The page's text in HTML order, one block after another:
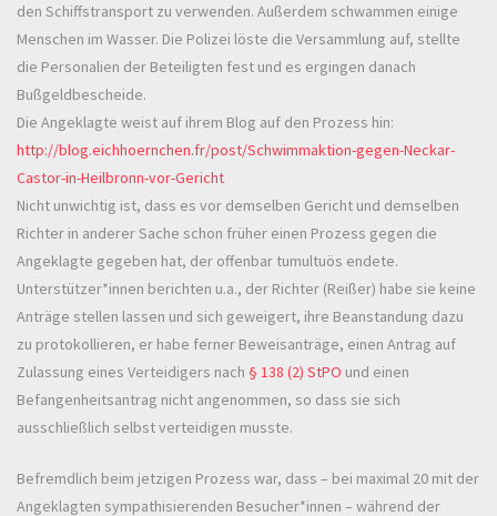
den Schiffstransport zu verwenden. Außerdem schwammen einige
Menschen im Wasser. Die Polizei löste die Versammlung auf, stellte
die Personalien der Beteiligten fest und es ergingen danach
Bußgeldbescheide.
Die Angeklagte weist auf ihrem Blog auf den Prozess hin:
http://blog.eichhoernchen.fr/post/Schwimmaktion-gegen-Neckar-
Castor-in-Heilbronn-vor-Gericht
Nicht unwichtig ist, dass es vor demselben Gericht und demselben
Richter in anderer Sache schon früher einen Prozess gegen die
Angeklagte gegeben hat, der offenbar tumultuös endete.
Unterstützer*innen berichten u.a., der Richter (Reißer) habe sie keine
Anträge stellen lassen und sich geweigert, ihre Beanstandung dazu
zu protokollieren, er habe ferner Beweisanträge, einen Antrag auf
Zulassung eines Verteidigers nach § 138 (2) StPO und einen
Befangenheitsantrag nicht angenommen, so dass sie sich
ausschließlich selbst verteidigen musste.
Befremdlich beim jetzigen Prozess war, dass – bei maximal 20 mit der
Angeklagten sympathisierenden Besucher*innen – während der